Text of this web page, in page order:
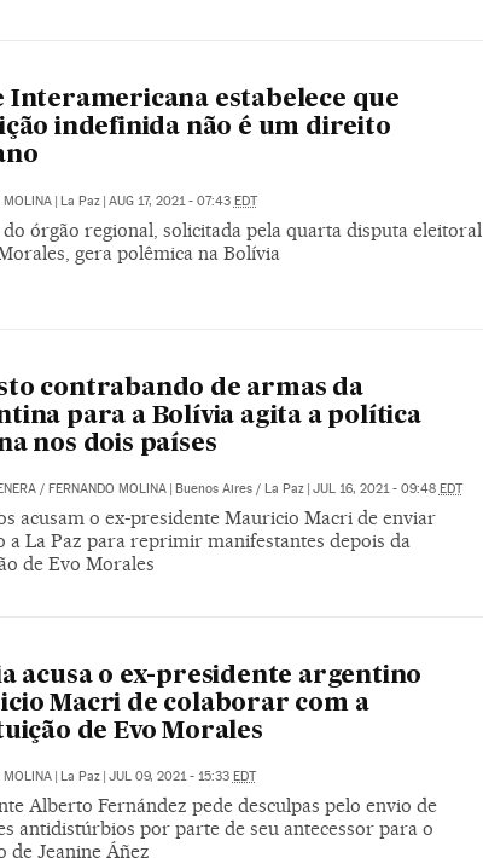
Interamericana estabelece que
indefinida não é um direito
MOLINA | La Paz | AUG 17, 2021 - 07:43 EDT
órgão regional, solicitada pela quarta disputa eleitoral
gera polêmica na Bolívia
contrabando de armas da
para a Bolívia agita a política
nos dois países
/ FERNANDO MOLINA | Buenos Aires / La Paz | JUL 16, 2021 - 09:48 EDT
acusam o ex-presidente Mauricio Macri de enviar
a La Paz para reprimir manifestantes depois da
de Evo Morales
acusa o ex-presidente argentino
Macri de colaborar com a
de Evo Morales
MOLINA | La Paz | JUL 09, 2021 - 15:33 EDT
Alberto Fernández pede desculpas pelo envio de
antidistúrbios por parte de seu antecessor para o
de Jeanine Áñez